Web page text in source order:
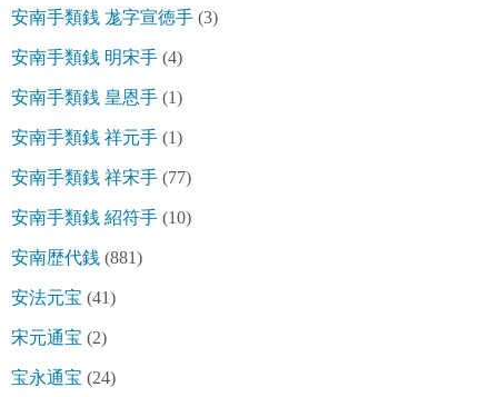
安南手類銭 尨字宣徳手 (3)
安南手類銭 明宋手 (4)
安南手類銭 皇恩手 (1)
安南手類銭 祥元手 (1)
安南手類銭 祥宋手 (77)
安南手類銭 紹符手 (10)
安南歴代銭 (881)
安法元宝 (41)
宋元通宝 (2)
宝永通宝 (24)